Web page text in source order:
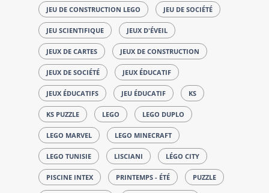
JEU DE CONSTRUCTION LEGO JEU DE SOCIÉTÉ
JEU SCIENTIFIQUE JEUX D'ÉVEIL
JEUX DE CARTES JEUX DE CONSTRUCTION
JEUX DE SOCIÉTÉ JEUX ÉDUCATIF
JEUX ÉDUCATIFS JEU ÉDUCATIF KS
KS PUZZLE LEGO LEGO DUPLO
LEGO MARVEL LEGO MINECRAFT
LEGO TUNISIE LISCIANI LÉGO CITY
PISCINE INTEX PRINTEMPS - ÉTÉ PUZZLE